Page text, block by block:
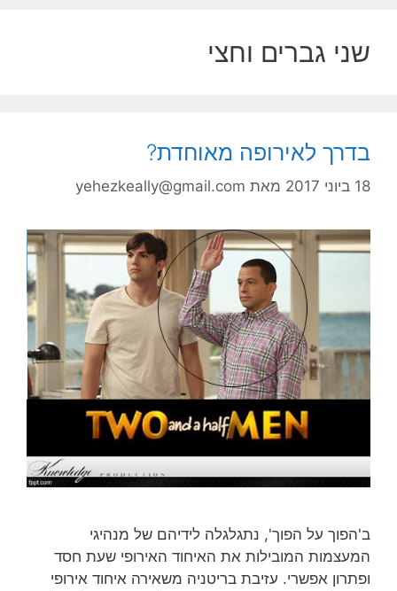
שני גברים וחצי
בדרך לאירופה מאוחדת?
18 ביוני 2017 מאת yehezkeally@gmail.com
ב'הפוך על הפוך', נתגלגלה לידיהם של מנהיגי
המעצמות המובילות את האיחוד האירופי שעת חסד
ופתרון אפשרי. עזיבת בריטניה משאירה איחוד אירופי